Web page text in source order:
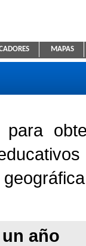
MAPAS
para
año